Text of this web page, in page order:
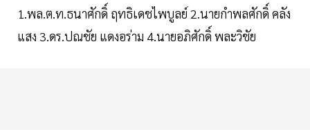
1.พล.ต.ท.ธนาศักดิ์ ฤทธิเดชไพบูลย์ 2.นายกำพลศักดิ์ คลัง
แสง 3.ดร.ปณชัย แดงอร่าม 4.นายอภิศักดิ์ พละวิชัย